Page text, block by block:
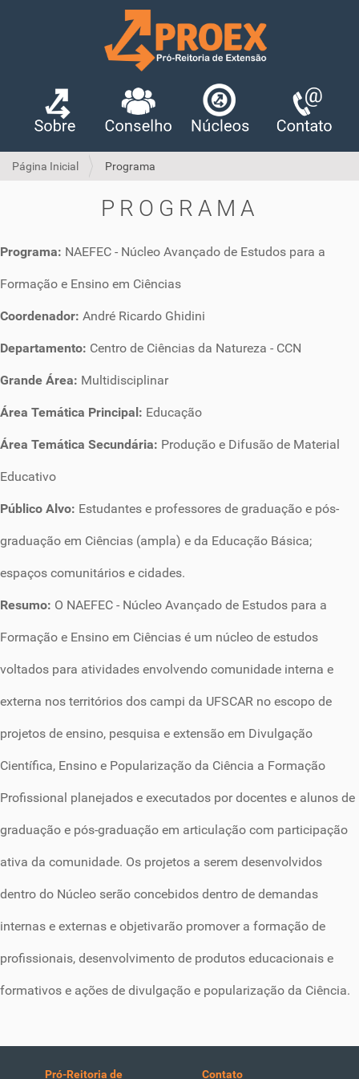
Página Inicial Programa
PROGRAMA
Programa: NAEFEC - Núcleo Avançado de Estudos para a
Formação e Ensino em Ciências
Coordenador: André Ricardo Ghidini
Departamento: Centro de Ciências da Natureza - CCN
Grande Área: Multidisciplinar
Área Temática Principal: Educação
Área Temática Secundária: Produção e Difusão de Material
Educativo
Público Alvo: Estudantes e professores de graduação e pós-
graduação em Ciências (ampla) e da Educação Básica;
espaços comunitários e cidades.
Resumo: O NAEFEC - Núcleo Avançado de Estudos para a
Formação e Ensino em Ciências é um núcleo de estudos
voltados para atividades envolvendo comunidade interna e
externa nos territórios dos campi da UFSCAR no escopo de
projetos de ensino, pesquisa e extensão em Divulgação
Científica, Ensino e Popularização da Ciência a Formação
Profissional planejados e executados por docentes e alunos de
graduação e pós-graduação em articulação com participação
ativa da comunidade. Os projetos a serem desenvolvidos
dentro do Núcleo serão concebidos dentro de demandas
internas e externas e objetivarão promover a formação de
profissionais, desenvolvimento de produtos educacionais e
formativos e ações de divulgação e popularização da Ciência.
Contato
Pró-Reitoria de